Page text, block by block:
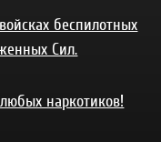
беспилотных
Сил.
наркотиков!